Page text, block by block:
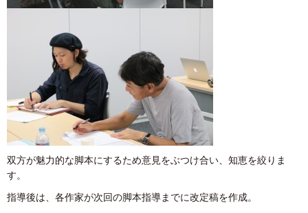
双方が魅力的な脚本にするため意見をぶつけ合い、知恵を絞りま
す。
指導後は、各作家が次回の脚本指導までに改定稿を作成。